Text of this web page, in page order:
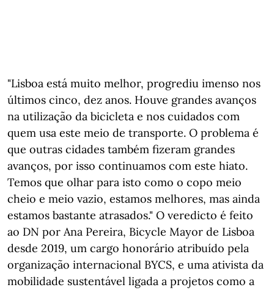
"Lisboa está muito melhor, progrediu imenso nos
últimos cinco, dez anos. Houve grandes avanços
na utilização da bicicleta e nos cuidados com
quem usa este meio de transporte. O problema é
que outras cidades também fizeram grandes
avanços, por isso continuamos com este hiato.
Temos que olhar para isto como o copo meio
cheio e meio vazio, estamos melhores, mas ainda
estamos bastante atrasados." O veredicto é feito
ao DN por Ana Pereira, Bicycle Mayor de Lisboa
desde 2019, um cargo honorário atribuído pela
organização internacional BYCS, e uma ativista da
mobilidade sustentável ligada a projetos como a